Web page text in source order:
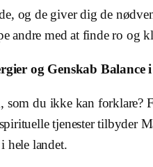
og de giver dig de
andre med at finde ro og
og Genskab Balance
du ikke kan forklare?
tjenester tilbyder
hele landet.